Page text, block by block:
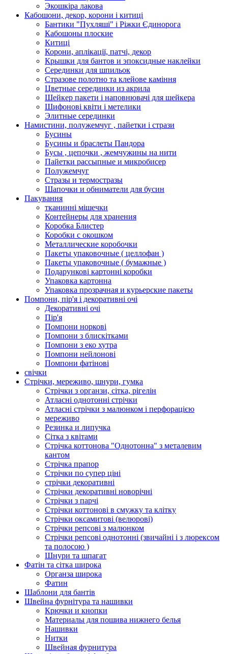
Экошкiра лакова
Кабошони, декор, корони і китиці
Бантики "Пухляші" і Ріжки Єдинорога
Кабошоны плоские
Китиці
Корони, аплікації, патчі, декор
Крышки для бантов и эпоксидные наклейки
Серединки для шпильок
Стразове полотно та клейове каміння
Цветные серединки из акрила
Шейкер пакети і наповнювачі для шейкера
Шифонові квіти і метелики
Элитные серединки
Намистини, полужемчуг , пайетки і стрази
Бусины
Бусины и браслеты Пандора
Бусы , цепочки , жемчужины на нити
Пайетки рассыпные и микробисер
Полужемчуг
Стразы и термостразы
Шапочки и обниматели для бусин
Пакування
тканинні мішечки
Контейнеры для хранения
Коробка Блистер
Коробки с окошком
Металлические коробочки
Пакеты упаковочные ( целлофан )
Пакеты упаковочные ( бумажные )
Подарункові картонні коробки
Упаковка картонна
Упаковка прозрачная и курьерские пакеты
Помпони, пір'я і декоративні очі
Декоративні очі
Пір'я
Помпони норкові
Помпони з блискітками
Помпони з еко хутра
Помпони нейлонові
Помпони фатінові
свічки
Стрічки, мереживо, шнури, гумка
Стрічки з органзи, сітка, рігелін
Атласні однотонні стрічки
Атласні стрічки з малюнком і перфорацією
мереживо
Резинка и липучка
Сітка з квітами
Стрічка коттонова "Однотонна" з металевим
кантом
Стрічка прапор
Стрічки по супер ціні
стрічки декоративні
Стрічки декоративні новорічні
Стрічки з парчі
Стрічки коттонові в смужку та клітку
Стрічки оксамитові (велюрові)
Стрічки репсові з малюнком
Стрічки репсові однотонні (звичайні і з люрексом
та полосою )
Шнури та шпагат
Фатін та сітка широка
Органза широка
Фатин
Шаблони для бантів
Швейна фурнітура та нашивки
Крючки и кнопки
Материалы для пошива нижнего белья
Нашивки
Нитки
Швейная фурнитура